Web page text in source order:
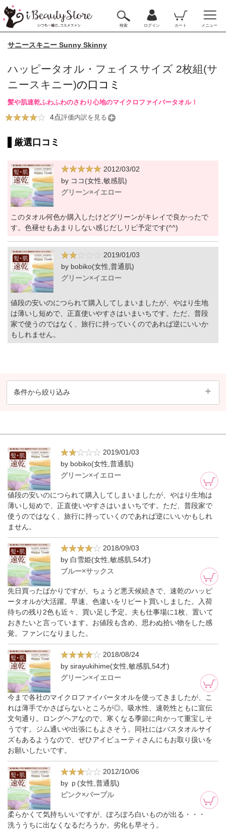
検索 ログイン カート メニュー
サニースキニー Sunny Skinny
ハッピータオル・フェイスサイズ 2枚組(サ
ニースキニー)の口コミ
髪や肌速乾ふわふわのさわり心地のマイクロファイバータオル！
4点評価内訳を見る
厳選口コミ
2012/03/02
by ココ(女性,敏感肌)
グリーン×イエロー
このタオル何色か購入したけどグリーンがキレイで良かったで
す。色褪せもあまりしない感じだしリピ予定です(^^)
2019/01/03
by bobiko(女性,普通肌)
グリーン×イエロー
値段の安いのにつられて購入してしまいましたが、やはり生地
は薄いし短めで、正直使いやすさはいまいちです。ただ、普段
家で使うのではなく、旅行に持っていくのであれば逆にいいか
もしれません。
条件から絞り込み
2019/01/03
by bobiko(女性,普通肌)
グリーン×イエロー
値段の安いのにつられて購入してしまいましたが、やはり生地は
薄いし短めで、正直使いやすさはいまいちです。ただ、普段家で
使うのではなく、旅行に持っていくのであれば逆にいいかもしれ
ません。
2018/09/03
by 白雪姫(女性,敏感肌,54才)
ブルー×サックス
先日買ったばかりですが、ちょうど悪天候続きで、速乾のハッピ
ータオルが大活躍。早速、色違いをリピート買いしました。入荷
待ちの残り2色も近々、買い足し予定。夫も仕事場に1枚、置いて
おきたいと言っています。お値段も含め、思わぬ拾い物をした感
覚。ファンになりました。
2018/08/24
by sirayukihime(女性,敏感肌,54才)
グリーン×イエロー
今まで各社のマイクロファイバータオルを使ってきましたが、こ
れは薄手でかさばらないところが◎。吸水性、速乾性ともに宣伝
文句通り。ロングヘアなので、寒くなる季節に向かって重宝しそ
うです。ジム通いや出張にもよさそう。同社にはバスタオルサイ
ズもあるようなので、ぜひアイビューティさんにもお取り扱いを
お願いしたいです。
2012/10/06
by ｐ(女性,普通肌)
ピンク×パープル
柔らかくて気持ちいいですが、ぽろぽろ白いものが出る・・・
洗ううちに出なくなるだろうか。劣化も早そう。